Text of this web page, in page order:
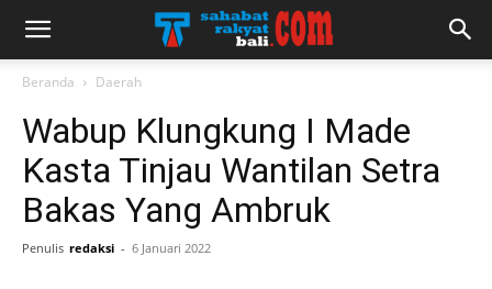
Beranda Daerah
Wabup Klungkung I Made
Kasta Tinjau Wantilan Setra
Bakas Yang Ambruk
Penulis redaksi - 6 Januari 2022